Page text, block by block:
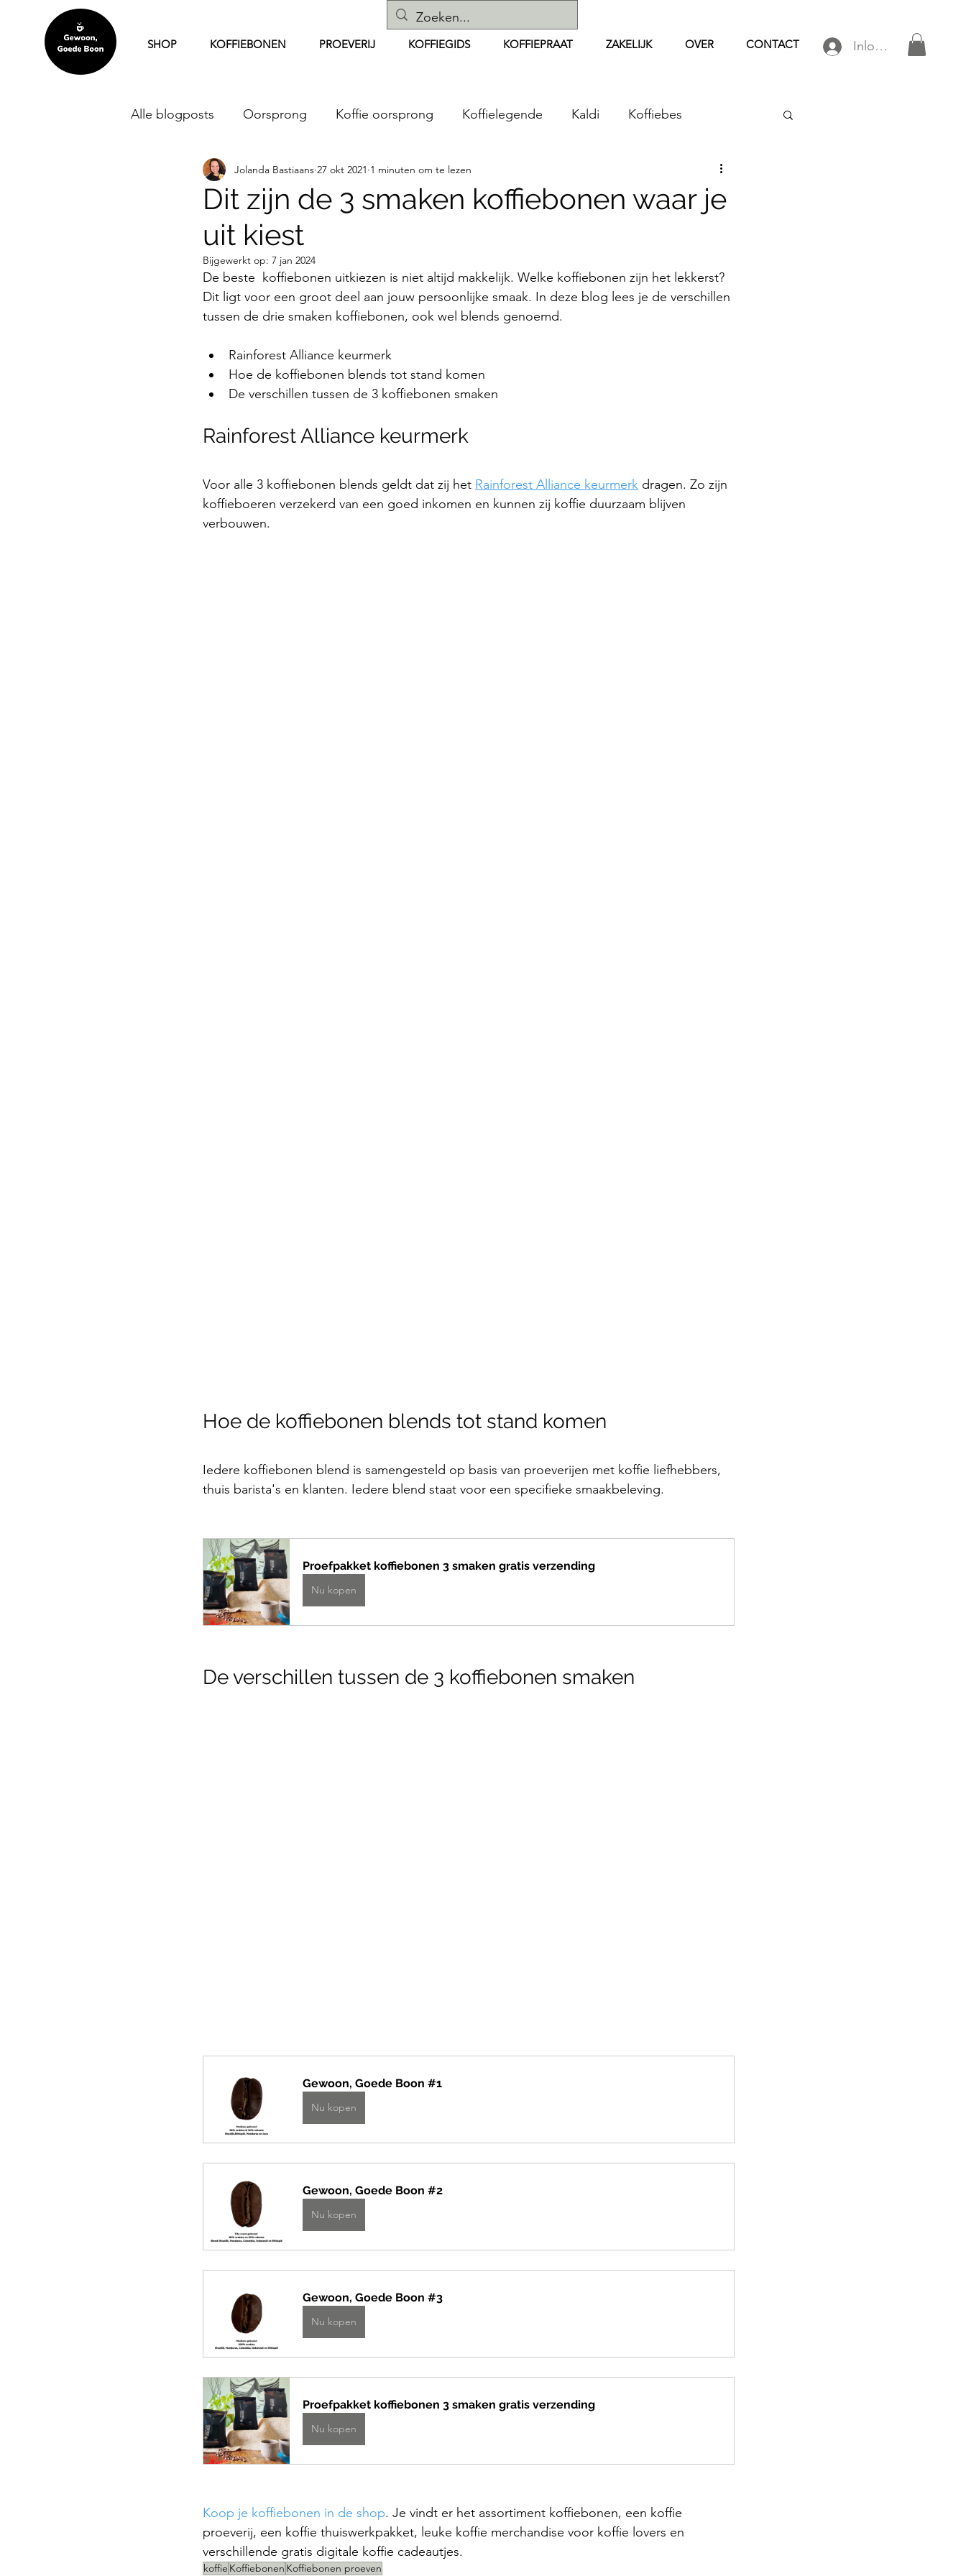
SHOP KOFFIEBONEN PROEVERIJ KOFFIEGIDS KOFFIEPRAAT ZAKELIJK OVER CONTACT Inloggen
Alle blogposts Oorsprong Koffie oorsprong Koffielegende Kaldi Koffiebes
Koffiebonen abonnement Koffiebonen koffie zetten
Koffie en gezondheid
Thuisproeverij Thuiswerken Koffieproeverij Koffiebranden Cafeïnevrije koffie
Dit zijn de 3 smaken koffiebonen waar je
uit kiest
Jolanda Bastiaans 27 okt 2021 1 minuten om te lezen
Bijgewerkt op: 7 jan 2024
De beste  koffiebonen uitkiezen is niet altijd makkelijk. Welke koffiebonen zijn het lekkerst?
Dit ligt voor een groot deel aan jouw persoonlijke smaak. In deze blog lees je de verschillen
tussen de drie smaken koffiebonen, ook wel blends genoemd.
Rainforest Alliance keurmerk
Hoe de koffiebonen blends tot stand komen
De verschillen tussen de 3 koffiebonen smaken
Rainforest Alliance keurmerk
Voor alle 3 koffiebonen blends geldt dat zij het Rainforest Alliance keurmerk dragen. Zo zijn
koffieboeren verzekerd van een goed inkomen en kunnen zij koffie duurzaam blijven
verbouwen.
Hoe de koffiebonen blends tot stand komen
Iedere koffiebonen blend is samengesteld op basis van proeverijen met koffie liefhebbers,
thuis barista's en klanten. Iedere blend staat voor een specifieke smaakbeleving.
Proefpakket koffiebonen 3 smaken gratis verzending
Nu kopen
De verschillen tussen de 3 koffiebonen smaken
Gewoon, Goede Boon #1
Nu kopen
Gewoon, Goede Boon #2
Nu kopen
Gewoon, Goede Boon #3
Nu kopen
Proefpakket koffiebonen 3 smaken gratis verzending
Nu kopen
Koop je koffiebonen in de shop. Je vindt er het assortiment koffiebonen, een koffie
proeverij, een koffie thuiswerkpakket, leuke koffie merchandise voor koffie lovers en
verschillende gratis digitale koffie cadeautjes.
koffie Koffiebonen Koffiebonen proeven